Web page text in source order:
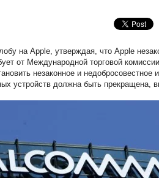
на Apple, утверждая, что Apple
от Международной торговой
незаконное и недобросовестное
устройств должна быть прекращена,